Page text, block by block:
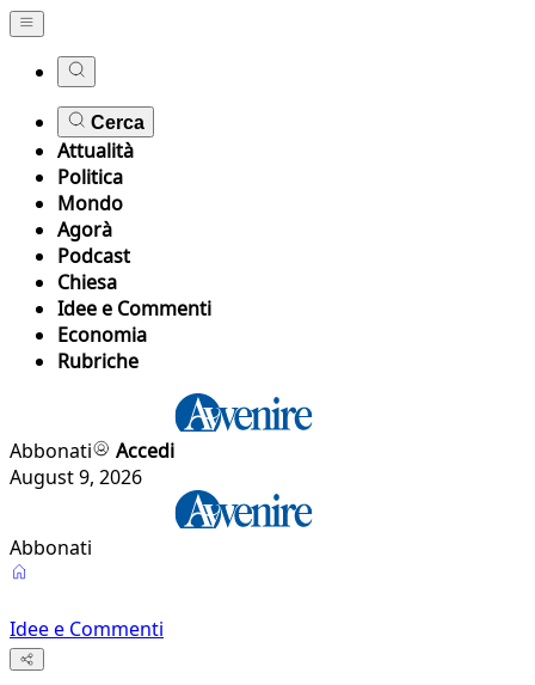
Cerca
Attualità
Politica
Mondo
Agorà
Podcast
Chiesa
Idee e Commenti
Economia
Rubriche
Abbonati
Accedi
August 9, 2026
Abbonati
Idee e Commenti